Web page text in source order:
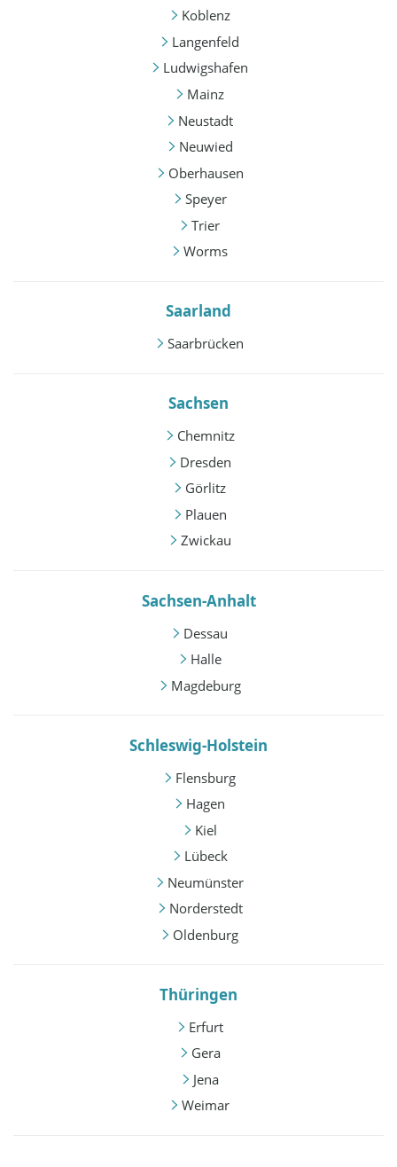
Koblenz
Langenfeld
Ludwigshafen
Mainz
Neustadt
Neuwied
Oberhausen
Speyer
Trier
Worms
Saarland
Saarbrücken
Sachsen
Chemnitz
Dresden
Görlitz
Plauen
Zwickau
Sachsen-Anhalt
Dessau
Halle
Magdeburg
Schleswig-Holstein
Flensburg
Hagen
Kiel
Lübeck
Neumünster
Norderstedt
Oldenburg
Thüringen
Erfurt
Gera
Jena
Weimar